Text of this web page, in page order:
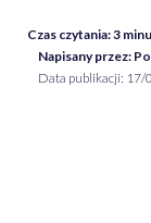
Czas czytania:3
Napisany przez:
Data publikacji: 17/